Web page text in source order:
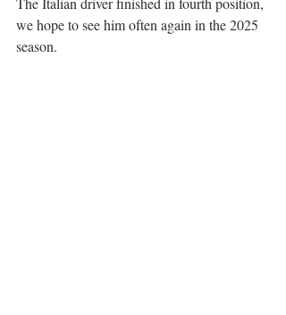
we hope to see him often again in the 2025
season.